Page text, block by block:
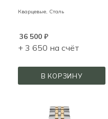
Кварцевые, Сталь
36 500 ₽
+ 3 650 на счёт
В КОРЗИНУ